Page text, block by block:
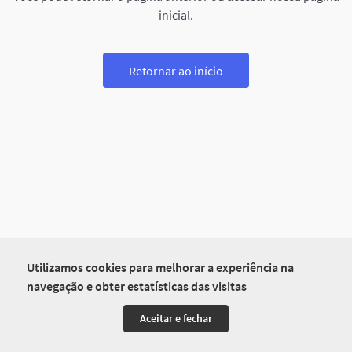
Utilizamos cookies para melhorar a experiência na
navegação e obter estatísticas das visitas
Aceitar e fechar
inicial.
Retornar ao início